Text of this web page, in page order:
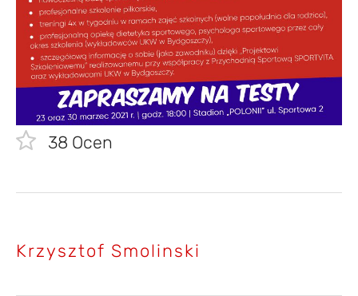
38 Ocen
Krzysztof Smolinski